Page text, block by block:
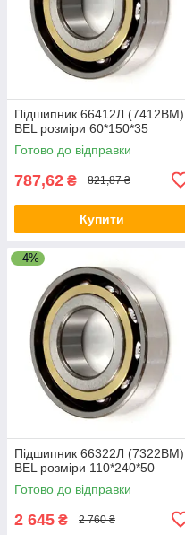
Підшипник 66412Л (7412ВМ)
BEL розміри 60*150*35
Готово до відправки
787,62 ₴ 821,87 ₴
Купити
–4%
Підшипник 66322Л (7322BM)
BEL розміри 110*240*50
Готово до відправки
2 645 ₴ 2 760 ₴